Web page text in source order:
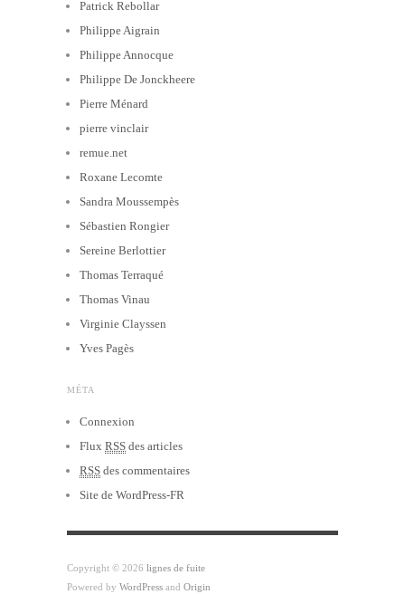
Patrick Rebollar
Philippe Aigrain
Philippe Annocque
Philippe De Jonckheere
Pierre Ménard
pierre vinclair
remue.net
Roxane Lecomte
Sandra Moussempès
Sébastien Rongier
Sereine Berlottier
Thomas Terraqué
Thomas Vinau
Virginie Clayssen
Yves Pagès
MÉTA
Connexion
Flux RSS des articles
RSS des commentaires
Site de WordPress-FR
Copyright © 2026 lignes de fuite
Powered by WordPress and Origin